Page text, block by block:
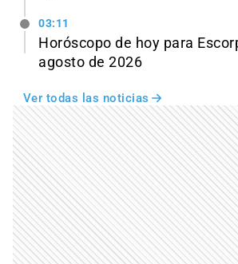
03:11
Horóscopo de hoy para
agosto de 2026
Ver todas las noticias